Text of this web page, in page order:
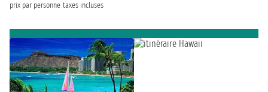
prix par personne taxes incluses